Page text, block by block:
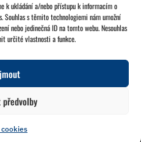
k ukládání a/nebo přístupu k informacím o
Souhlas s těmito technologiemi nám umožní
nebo jedinečná ID na tomto webu. Nesouhlas
určité vlastnosti a funkce.
Pro členy
Zásady cookies
Miroslav Tomášek